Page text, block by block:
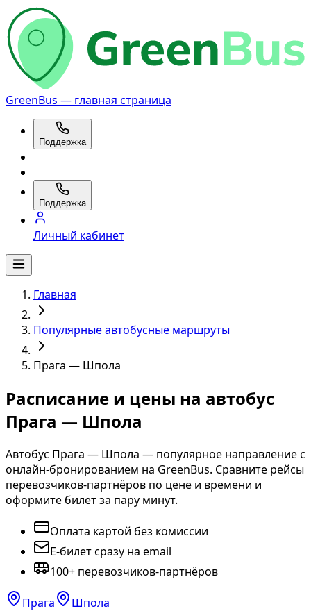
GreenBus — главная страница
Поддержка
Поддержка
Личный кабинет
Главная
Популярные автобусные маршруты
Прага — Шпола
Расписание и цены на автобус
Прага — Шпола
Автобус Прага — Шпола — популярное направление с
онлайн-бронированием на GreenBus. Сравните рейсы
перевозчиков-партнёров по цене и времени и
оформите билет за пару минут.
Оплата картой без комиссии
E-билет сразу на email
100+ перевозчиков-партнёров
Прага Шпола